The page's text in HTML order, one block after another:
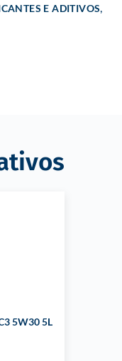
E ADITIVOS,
5W30 5L